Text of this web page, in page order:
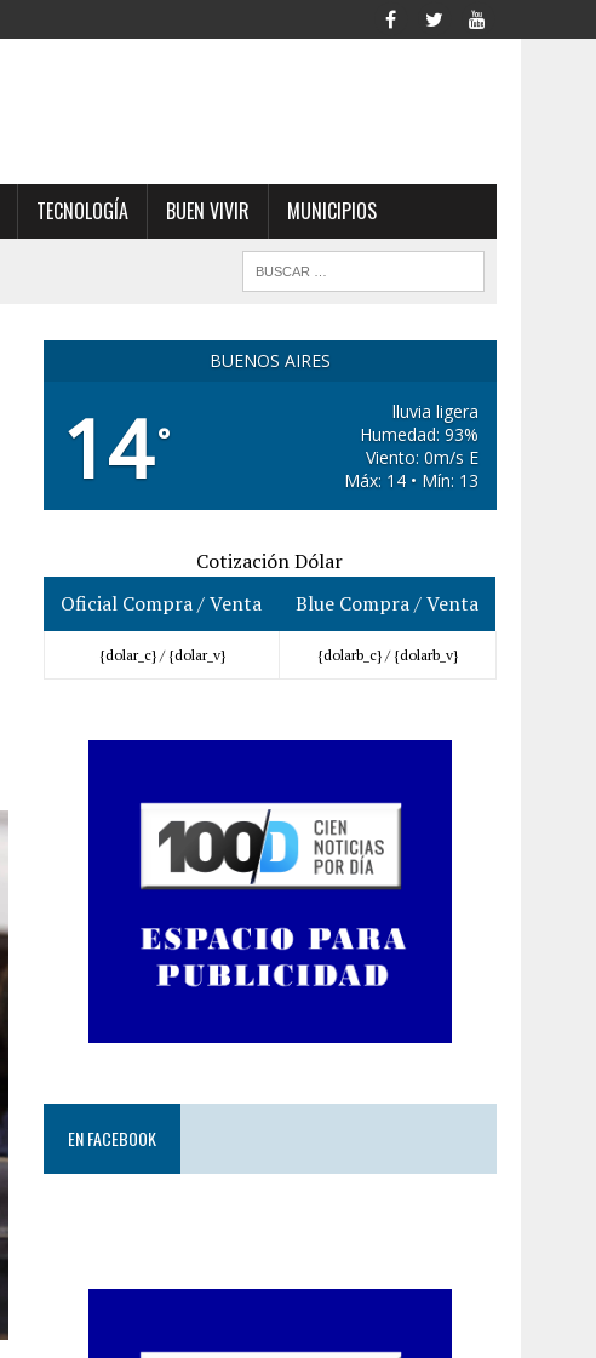
TECNOLOGÍA BUEN VIVIR MUNICIPIOS
BUENOS AIRES
14°
lluvia ligera
Humedad: 93%
Viento: 0m/s E
Máx: 14 • Mín: 13
Cotización Dólar
Oficial Compra / Venta
Blue Compra / Venta
{dolar_c} / {dolar_v} {dolarb_c} / {dolarb_v}
EN FACEBOOK